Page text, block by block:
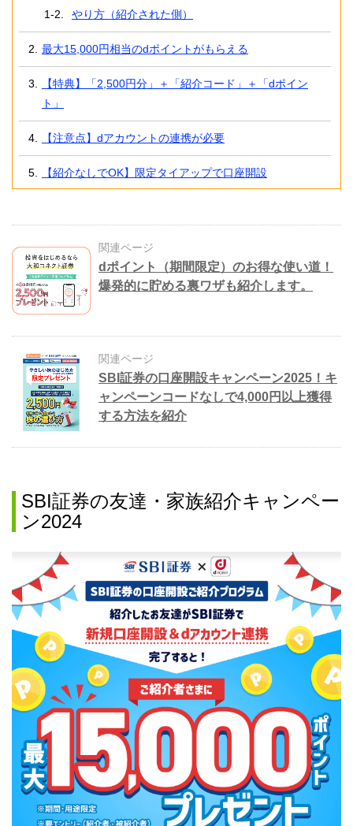
やり方（紹介された側）
最大15,000円相当のdポイントがもらえる
【特典】「2,500円分」＋「紹介コード」＋「dポイン
ト」
【注意点】dアカウントの連携が必要
【紹介なしでOK】限定タイアップで口座開設
関連ページ
dポイント（期間限定）のお得な使い道！
爆発的に貯める裏ワザも紹介します。
関連ページ
SBI証券の口座開設キャンペーン2025！キ
ャンペーンコードなしで4,000円以上獲得
する方法を紹介
SBI証券の友達・家族紹介キャンペー
ン2024